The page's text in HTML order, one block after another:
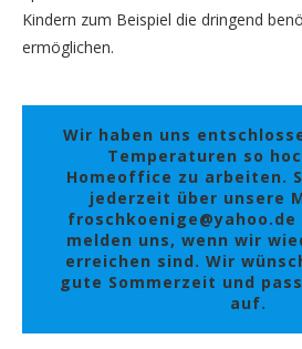
Kindern zum Beispiel die dringend
ermöglichen.
Wir haben uns
Temperaturen so
Homeoffice zu arbeiten.
jederzeit über unsere
melden uns, wenn wir
erreichen sind. Wir
gute Sommerzeit und
auf.